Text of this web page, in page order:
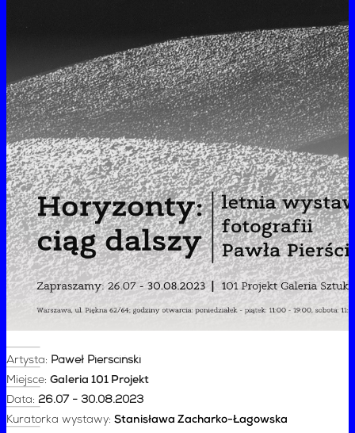
Artysta: Paweł Pierściński
Miejsce: Galeria 101 Projekt
Data: 26.07 - 30.08.2023
Kuratorka wystawy: Stanisława Zacharko-Łagowska